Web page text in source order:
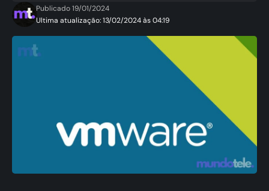
Ultima atualização: 13/02/2024 às 04:19
Publicado 19/01/2024